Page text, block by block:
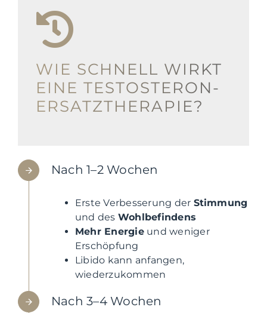
WIE SCHNELL WIRKT
EINE TESTOSTERON-
ERSATZTHERAPIE?
Nach 1–2 Wochen
Erste Verbesserung der Stimmung
und des Wohlbefindens
Mehr Energieund weniger
Erschöpfung
Libido kann anfangen,
wiederzukommen
Nach 3–4 Wochen